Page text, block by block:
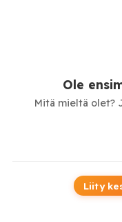
Ole
Mitä mieltä olet?
Liity